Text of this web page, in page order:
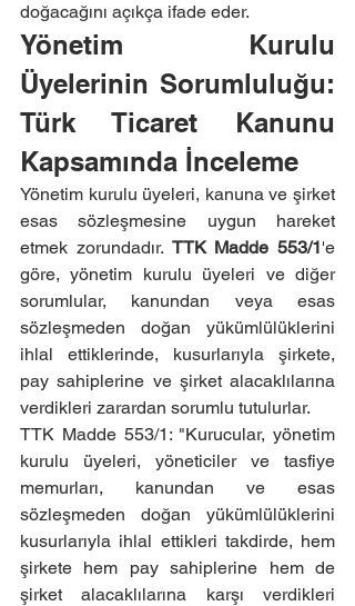
doğacağını açıkça ifade eder.
Yönetim Kurulu
Üyelerinin Sorumluluğu:
Türk Ticaret Kanunu
Kapsamında İnceleme
Yönetim kurulu üyeleri, kanuna ve şirket
esas sözleşmesine uygun hareket
etmek zorundadır. TTK Madde 553/1'e
göre, yönetim kurulu üyeleri ve diğer
sorumlular, kanundan veya esas
sözleşmeden doğan yükümlülüklerini
ihlal ettiklerinde, kusurlarıyla şirkete,
pay sahiplerine ve şirket alacaklılarına
verdikleri zarardan sorumlu tutulurlar.
TTK Madde 553/1: "Kurucular, yönetim
kurulu üyeleri, yöneticiler ve tasfiye
memurları, kanundan ve esas
sözleşmeden doğan yükümlülüklerini
kusurlarıyla ihlal ettikleri takdirde, hem
şirkete hem pay sahiplerine hem de
şirket alacaklılarına karşı verdikleri